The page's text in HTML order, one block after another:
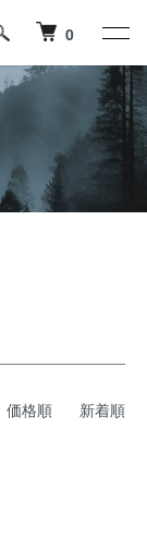
0
価格順 新着順